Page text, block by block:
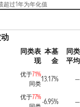
超过1年为年化值
同类表
现
本基
金
同类
平均
优于71%
同类
13.17% —
优于77%
-6.95% —